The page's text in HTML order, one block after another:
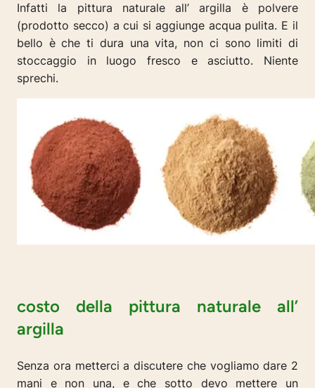
Infatti la pittura naturale all’ argilla è polvere
(prodotto secco) a cui si aggiunge acqua pulita. E il
bello è che ti dura una vita, non ci sono limiti di
stoccaggio in luogo fresco e asciutto. Niente
sprechi.
costo della pittura naturale all’
argilla
Senza ora metterci a discutere che vogliamo dare 2
mani e non una, e che sotto devo mettere un